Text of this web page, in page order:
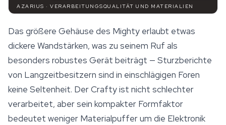
AZARIUS · VERARBEITUNGSQUALITÄT UND MATERIALIEN
Das größere Gehäuse des Mighty erlaubt etwas
dickere Wandstärken, was zu seinem Ruf als
besonders robustes Gerät beiträgt — Sturzberichte
von Langzeitbesitzern sind in einschlägigen Foren
keine Seltenheit. Der Crafty ist nicht schlechter
verarbeitet, aber sein kompakter Formfaktor
bedeutet weniger Materialpuffer um die Elektronik